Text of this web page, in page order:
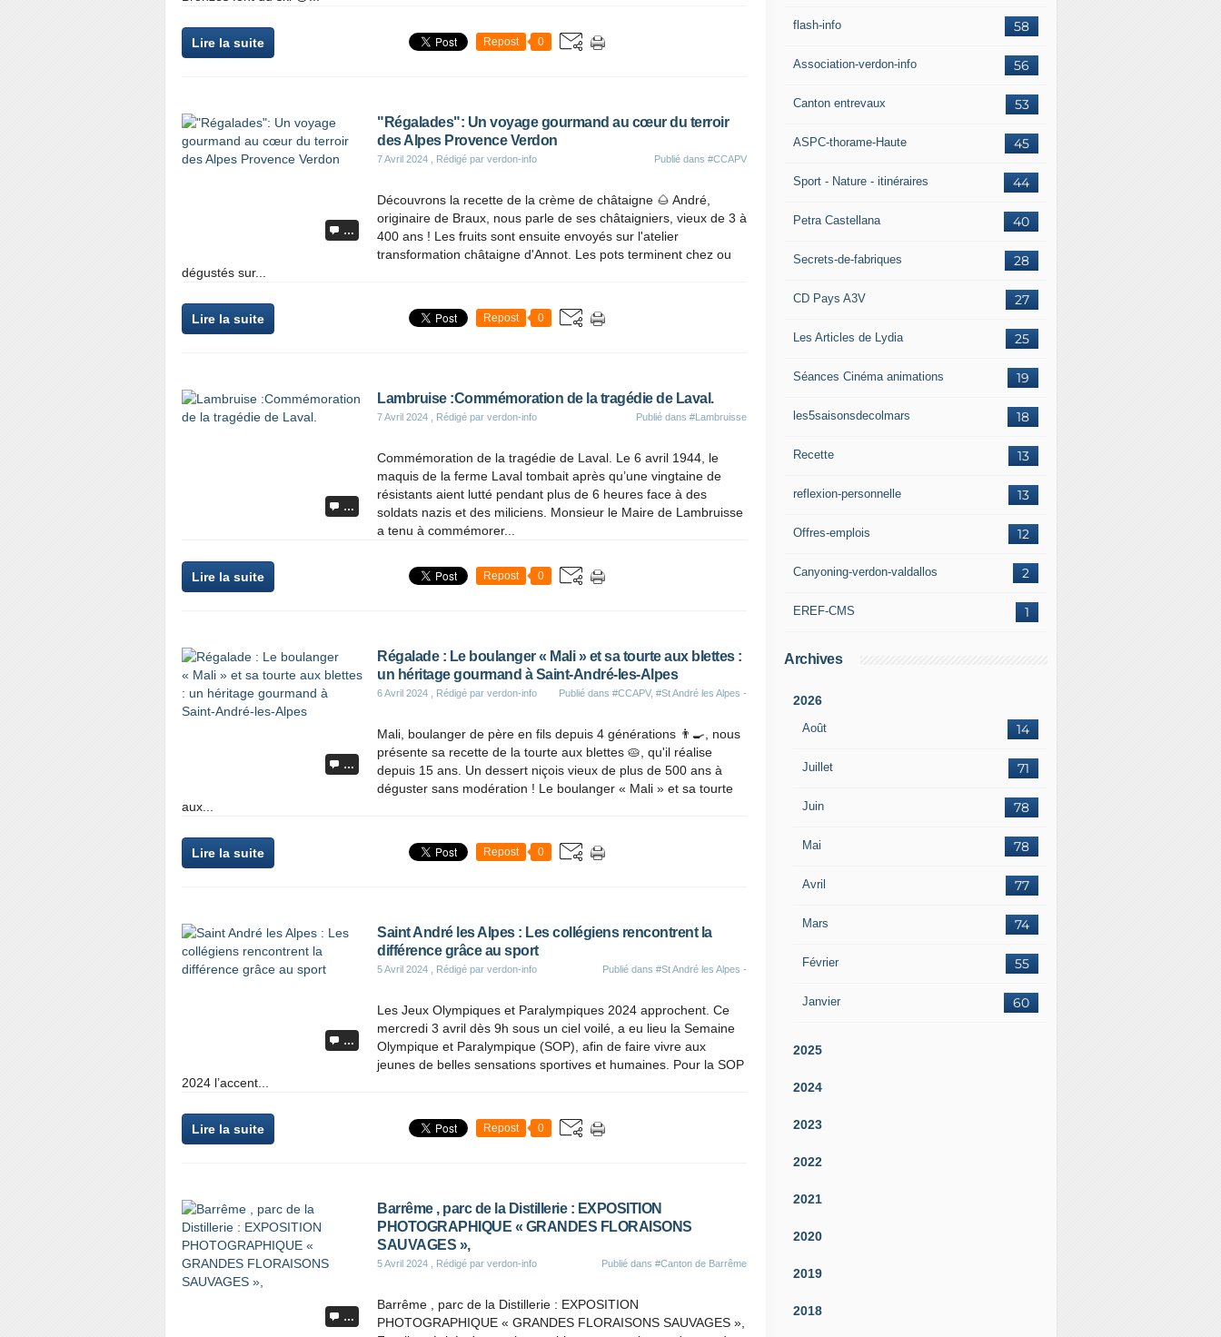
Lire la suite Repost 0
…
"Régalades": Un voyage gourmand au cœur du terroir
des Alpes Provence Verdon
7 Avril 2024 , Rédigé par verdon-info Publié dans #CCAPV
Découvrons la recette de la crème de châtaigne 🌰 André,
originaire de Braux, nous parle de ses châtaigniers, vieux de 3 à
400 ans ! Les fruits sont ensuite envoyés sur l'atelier
transformation châtaigne d'Annot. Les pots terminent chez ou
dégustés sur...
Lire la suite Repost 0
…
Lambruise :Commémoration de la tragédie de Laval.
7 Avril 2024 , Rédigé par verdon-info Publié dans #Lambruisse
Commémoration de la tragédie de Laval. Le 6 avril 1944, le
maquis de la ferme Laval tombait après qu’une vingtaine de
résistants aient lutté pendant plus de 6 heures face à des
soldats nazis et des miliciens. Monsieur le Maire de Lambruisse
a tenu à commémorer...
Lire la suite Repost 0
…
Régalade : Le boulanger « Mali » et sa tourte aux blettes :
un héritage gourmand à Saint-André-les-Alpes
6 Avril 2024 , Rédigé par verdon-info Publié dans #CCAPV, #St André les Alpes -
Mali, boulanger de père en fils depuis 4 générations 👨‍🍳, nous
présente sa recette de la tourte aux blettes 🥧, qu'il réalise
depuis 15 ans. Un dessert niçois vieux de plus de 500 ans à
déguster sans modération ! Le boulanger « Mali » et sa tourte
aux...
Lire la suite Repost 0
…
Saint André les Alpes : Les collégiens rencontrent la
différence grâce au sport
5 Avril 2024 , Rédigé par verdon-info Publié dans #St André les Alpes -
Les Jeux Olympiques et Paralympiques 2024 approchent. Ce
mercredi 3 avril dès 9h sous un ciel voilé, a eu lieu la Semaine
Olympique et Paralympique (SOP), afin de faire vivre aux
jeunes de belles sensations sportives et humaines. Pour la SOP
2024 l’accent...
Lire la suite Repost 0
…
Barrême , parc de la Distillerie : EXPOSITION
PHOTOGRAPHIQUE « GRANDES FLORAISONS
SAUVAGES »,
5 Avril 2024 , Rédigé par verdon-info Publié dans #Canton de Barrême
Barrême , parc de la Distillerie : EXPOSITION
PHOTOGRAPHIQUE « GRANDES FLORAISONS SAUVAGES »,
58
flash-info
56
Association-verdon-info
53
Canton entrevaux
45
ASPC-thorame-Haute
44
Sport - Nature - itinéraires
40
Petra Castellana
28
Secrets-de-fabriques
27
CD Pays A3V
25
Les Articles de Lydia
19
Séances Cinéma animations
18
les5saisonsdecolmars
13
Recette
13
reflexion-personnelle
12
Offres-emplois
2
Canyoning-verdon-valdallos
1
EREF-CMS
Archives
2026
Août 14
Juillet 71
Juin 78
Mai 78
Avril 77
Mars 74
Février 55
Janvier 60
2025
2024
2023
2022
2021
2020
2019
2018